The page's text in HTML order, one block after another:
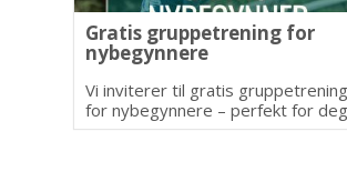
Gratis gruppetrening for
nybegynnere
Vi inviterer til gratis gruppetrening
for nybegynnere – perfekt for deg
som ønsker å lære det